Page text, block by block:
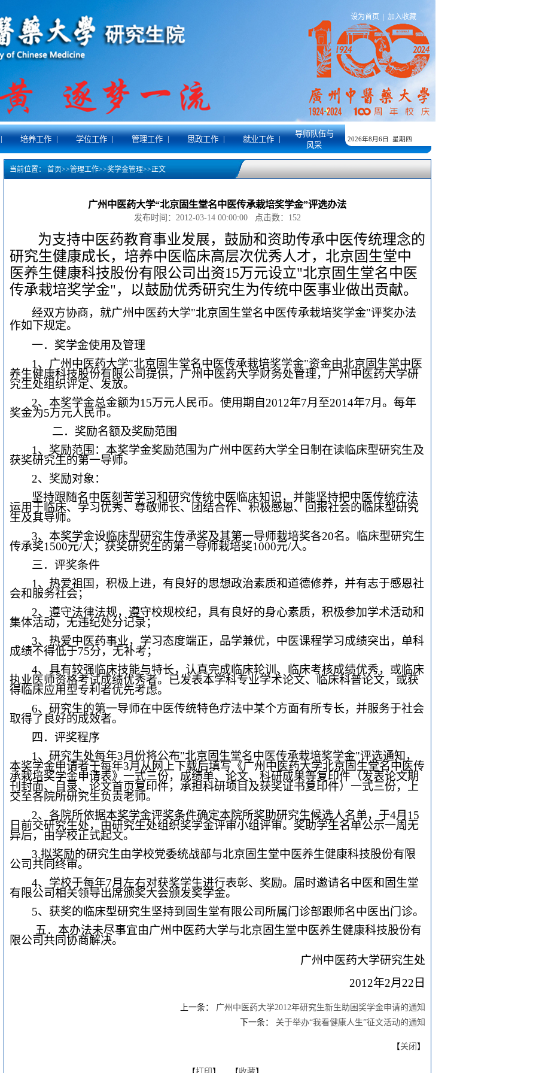
设为首页 加入收藏
| 培养工作 | 学位工作 | 管理工作 | 思政工作 | 就业工作 |
导师队伍与
风采
2026年8月6日 星期四
当前位置： 首页>>管理工作>>奖学金管理>>正文
广州中医药大学“北京固生堂名中医传承栽培奖学金”评选办法
发布时间：2012-03-14 00:00:00 点击数： 152
为支持中医药教育事业发展，鼓励和资助传承中医传统理念的
研究生健康成长，培养中医临床高层次优秀人才，北京固生堂中
医养生健康科技股份有限公司出资15万元设立"北京固生堂名中医
传承栽培奖学金"，以鼓励优秀研究生为传统中医事业做出贡献。
经双方协商，就广州中医药大学"北京固生堂名中医传承栽培奖学金"评奖办法
作如下规定。
一．奖学金使用及管理
1 、广州中医药大学"北京固生堂名中医传承栽培奖学金"资金由北京固生堂中医
养生健康科技股份有限公司提供，广州中医药大学财务处管理，广州中医药大学研
究生处组织评定、发放。
2、本奖学金总金额为15万元人民币。使用期自2012年7月至2014年7月。每年
奖金为5万元人民币。
二．奖励名额及奖励范围
1 、奖励范围：本奖学金奖励范围为广州中医药大学全日制在读临床型研究生及
获奖研究生的第一导师。
2、奖励对象：
坚持跟随名中医刻苦学习和研究传统中医临床知识，并能坚持把中医传统疗法
运用于临床、学习优秀、尊敬师长、团结合作、积极感恩、回报社会的临床型研究
生及其导师。
3、本奖学金设临床型研究生传承奖及其第一导师栽培奖各20名。临床型研究生
传承奖1500元/人；获奖研究生的第一导师栽培奖1000元/人。
三．评奖条件
1 、热爱祖国，积极上进，有良好的思想政治素质和道德修养，并有志于感恩社
会和服务社会；
2、遵守法律法规，遵守校规校纪，具有良好的身心素质，积极参加学术活动和
集体活动，无违纪处分记录；
3、热爱中医药事业，学习态度端正，品学兼优，中医课程学习成绩突出，单科
成绩不得低于75分，无补考；
4、 具有较强临床技能与特长，认真完成临床轮训、临床考核成绩优秀，或临床
执业医师资格考试成绩优秀者。已发表本学科专业学术论文、临床科普论文，或获
得临床应用型专利者优先考虑。
6、研究生的第一导师在中医传统特色疗法中某个方面有所专长，并服务于社会
取得了良好的成效者。
四．评奖程序
1 、研究生处每年3月份将公布"北京固生堂名中医传承栽培奖学金"评选通知，
本奖学金申请者于每年3月从网上下载后填写《广州中医药大学北京固生堂名中医传
承栽培奖学金申请表》一式三份，成绩单、论文、科研成果等复印件（发表论文期
刊封面、目录、论文首页复印件，承担科研项目及获奖证书复印件）一式三份，上
交至各院所研究生负责老师。
2、各院所依据本奖学金评奖条件确定本院所奖助研究生候选人名单，于4月15
日前交研究生处，由研究生处组织奖学金评审小组评审。奖助学生名单公示一周无
异后，由学校正式起文。
3.拟奖励的研究生由学校党委统战部与北京固生堂中医养生健康科技股份有限
公司共同终审。
4、学校于每年7月左右对获奖学生进行表彰、奖励。届时邀请名中医和固生堂
有限公司相关领导出席颁奖大会颁发奖学金。
5、获奖的临床型研究生坚持到固生堂有限公司所属门诊部跟师名中医出门诊。
五．本办法未尽事宜由广州中医药大学与北京固生堂中医养生健康科技股份有
限公司共同协商解决。
广州中医药大学研究生处
2012年2月22日
上一条：
广州中医药大学2012年研究生新生助困奖学金申请的通知
下一条：
关于举办“我看健康人生”征文活动的通知
【关闭 】